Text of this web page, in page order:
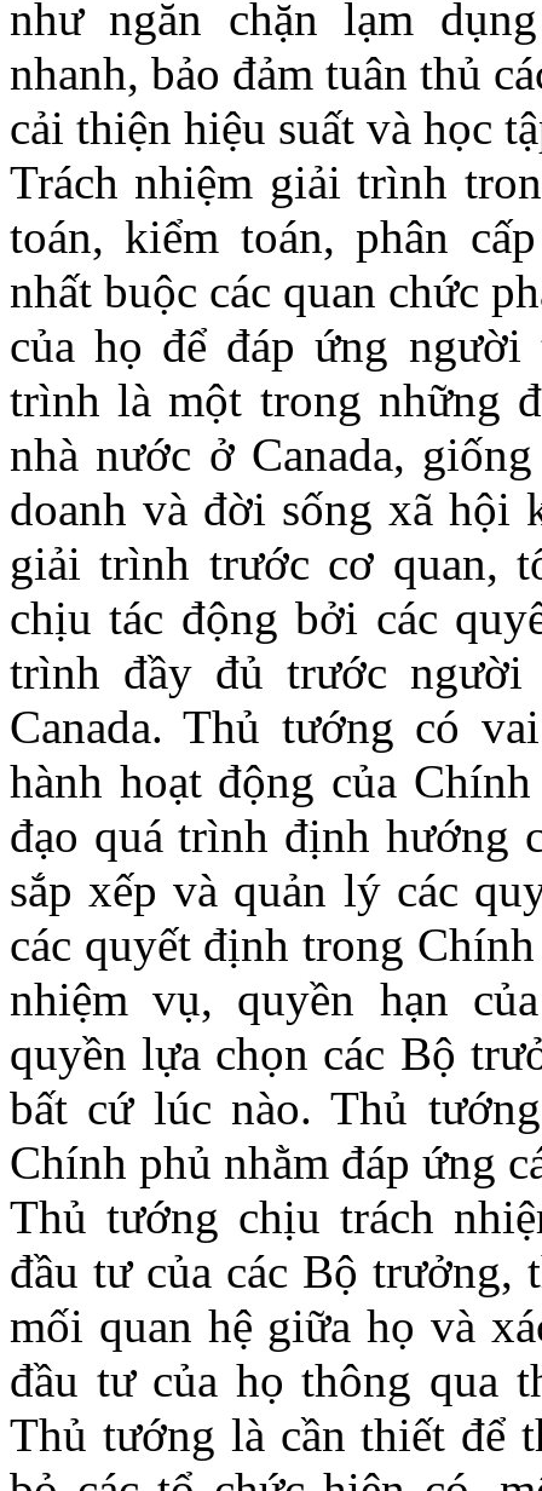
như ngăn chặn lạm
nhanh, bảo đảm tuân thủ
cải thiện hiệu suất và học
Trách nhiệm giải trình
toán, kiểm toán, phân
nhất buộc các quan chức
của họ để đáp ứng người
trình là một trong những
nhà nước ở Canada,
doanh và đời sống xã hội
giải trình trước cơ quan,
chịu tác động bởi các
trình đầy đủ trước người
Canada. Thủ tướng có
hành hoạt động của
đạo quá trình định hướng
sắp xếp và quản lý các
các quyết định trong
nhiệm vụ, quyền hạn
quyền lựa chọn các Bộ
bất cứ lúc nào. Thủ
Chính phủ nhằm đáp ứng
Thủ tướng chịu trách
đầu tư của các Bộ trưởng,
mối quan hệ giữa họ và
đầu tư của họ thông qua
Thủ tướng là cần thiết để